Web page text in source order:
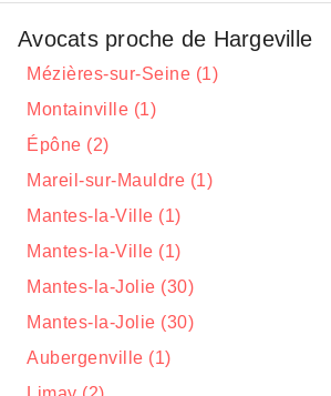
Avocats proche de Hargeville
Mézières-sur-Seine (1)
Montainville (1)
Épône (2)
Mareil-sur-Mauldre (1)
Mantes-la-Ville (1)
Mantes-la-Ville (1)
Mantes-la-Jolie (30)
Mantes-la-Jolie (30)
Aubergenville (1)